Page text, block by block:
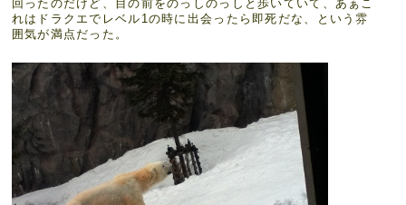
回ったのだけど、目の前をのっしのっしと歩いていて、あぁこ
れはドラクエでレベル1の時に出会ったら即死だな、という雰
囲気が満点だった。